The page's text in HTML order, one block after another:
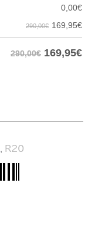
0,00€
290,00€ 169,95€
290,00€ 169,95€
, R20